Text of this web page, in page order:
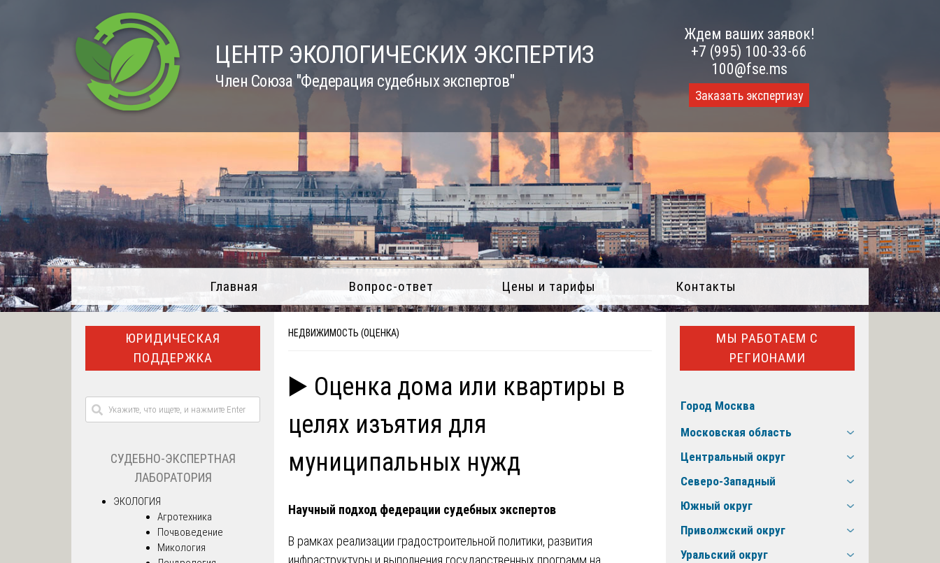
ЦЕНТР ЭКОЛОГИЧЕСКИХ ЭКСПЕРТИЗ
Член Союза "Федерация судебных экспертов"
Ждем ваших заявок!
+7 (995) 100-33-66
100@fse.ms
Заказать экспертизу
Главная Вопрос-ответ Цены и тарифы Контакты
НЕДВИЖИМОСТЬ (ОЦЕНКА)
▶️ Оценка дома или квартиры в
целях изъятия для
муниципальных нужд
Научный подход федерации судебных экспертов
В рамках реализации градостроительной политики, развития
инфраструктуры и выполнения государственных программ на
ЮРИДИЧЕСКАЯ
ПОДДЕРЖКА
СУДЕБНО-ЭКСПЕРТНАЯ
ЛАБОРАТОРИЯ
ЭКОЛОГИЯ
Агротехника
Почвоведение
Микология
МЫ РАБОТАЕМ С
РЕГИОНАМИ
Город Москва
Московская область
Центральный округ
Северо-Западный
Южный округ
Приволжский округ
Уральский округ